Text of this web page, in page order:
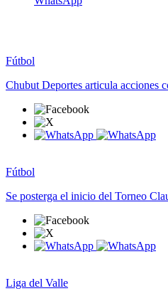
Fútbol
Chubut Deportes articula acciones
Fútbol
Se posterga el inicio del Torneo
Liga del Valle